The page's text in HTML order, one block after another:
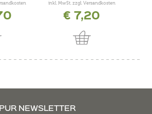
inkl. MwSt. zzgl. Versandkosten
€ 7,20
PUR NEWSLETTER